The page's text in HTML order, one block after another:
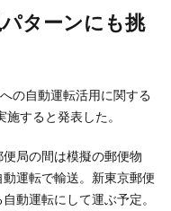
の自動運転活用に関する
すると発表した。
局の間は模擬の郵便物
運転で輸送。新東京郵便
動運転にして運ぶ予定。